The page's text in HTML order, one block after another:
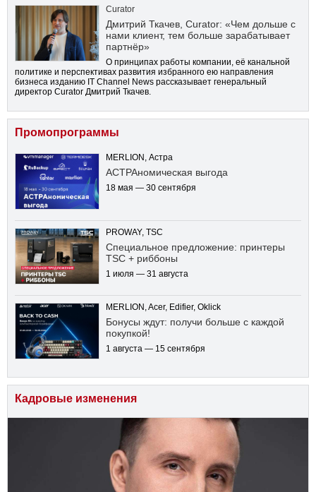
Curator
Дмитрий Ткачев, Curator: «Чем дольше с
нами клиент, тем больше зарабатывает
партнёр»
О принципах работы компании, её канальной
политике и перспективах развития избранного ею направления
бизнеса изданию IT Channel News рассказывает генеральный
директор Curator Дмитрий Ткачев.
Промопрограммы
MERLION, Астра
АСТРАномическая выгода
18 мая — 30 сентября
PROWAY, TSC
Специальное предложение: принтеры
TSC + риббоны
1 июля — 31 августа
MERLION, Acer, Edifier, Oklick
Бонусы ждут: получи больше с каждой
покупкой!
1 августа — 15 сентября
Кадровые изменения